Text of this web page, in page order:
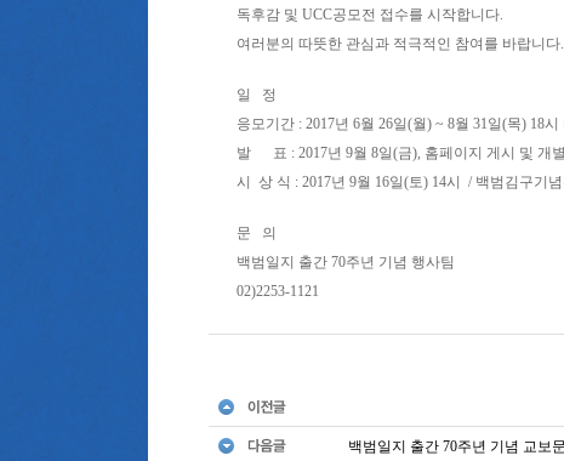
독후감 및 UCC공모전 접수를 시작합니다.
여러분의 따뜻한 관심과 적극적인 참여를 바랍니다.
일 정
응모기간 : 2017년 6월 26일(월) ~ 8월 31일(목) 18시
발 표 : 2017년 9월 8일(금), 홈페이지 게시 및 개
시 상 식 : 2017년 9월 16일(토) 14시 / 백범김구기
문 의
백범일지 출간 70주년 기념 행사팀
02)2253-1121
백범일지 출간 70주년 기념 교보